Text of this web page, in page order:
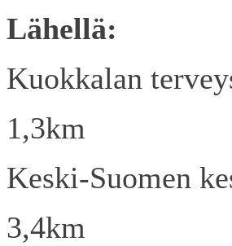
Lähellä:
Kuokkalan
1,3km
Keski-Suomen
3,4km